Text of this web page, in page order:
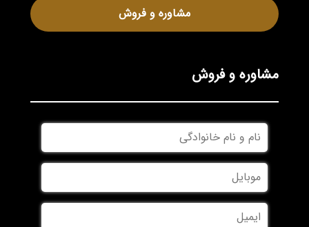
مشاوره و فروش
مشاوره و فروش
نام
و
نام
خانوادگی
موبایل
ایمیل